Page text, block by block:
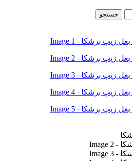
جستجو